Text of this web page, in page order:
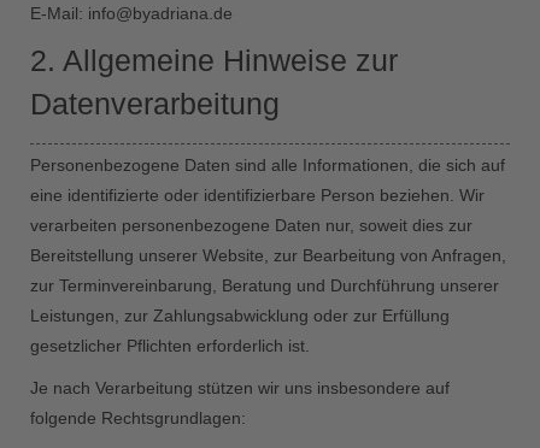
E-Mail: info@byadriana.de
2. Allgemeine Hinweise zur
Datenverarbeitung
Personenbezogene Daten sind alle Informationen, die sich auf
eine identifizierte oder identifizierbare Person beziehen. Wir
verarbeiten personenbezogene Daten nur, soweit dies zur
Bereitstellung unserer Website, zur Bearbeitung von Anfragen,
zur Terminvereinbarung, Beratung und Durchführung unserer
Leistungen, zur Zahlungsabwicklung oder zur Erfüllung
gesetzlicher Pflichten erforderlich ist.
Je nach Verarbeitung stützen wir uns insbesondere auf
folgende Rechtsgrundlagen: